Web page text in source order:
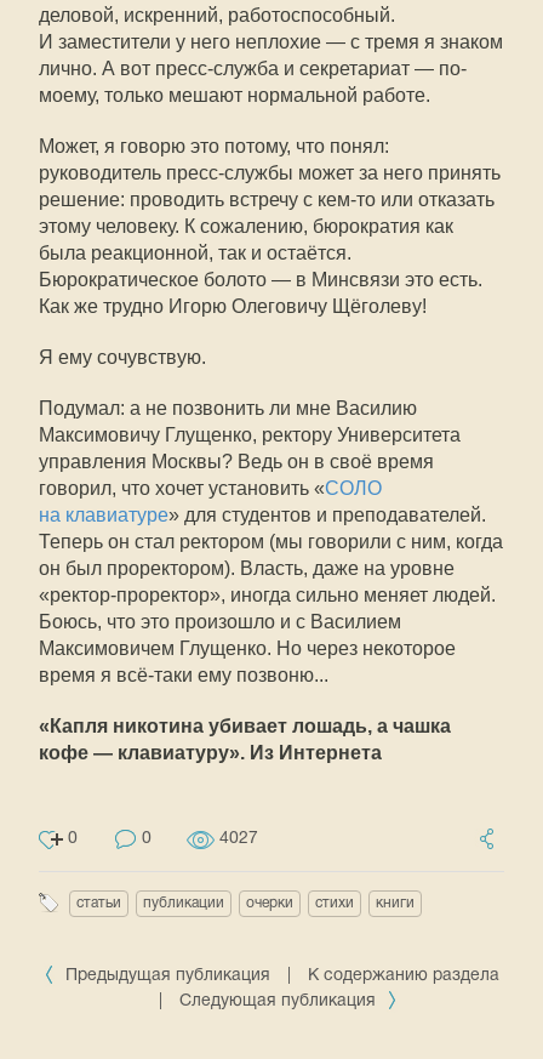
деловой, искренний, работоспособный.
И заместители у него неплохие — с тремя я знаком
лично. А вот пресс-служба и секретариат — по-
моему, только мешают нормальной работе.
Может, я говорю это потому, что понял:
руководитель пресс-службы может за него принять
решение: проводить встречу с кем-то или отказать
этому человеку. К сожалению, бюрократия как
была реакционной, так и остаётся.
Бюрократическое болото — в Минсвязи это есть.
Как же трудно Игорю Олеговичу Щёголеву!
Я ему сочувствую.
Подумал: а не позвонить ли мне Василию
Максимовичу Глущенко, ректору Университета
управления Москвы? Ведь он в своё время
говорил, что хочет установить «СОЛО
на клавиатуре» для студентов и преподавателей.
Теперь он стал ректором (мы говорили с ним, когда
он был проректором). Власть, даже на уровне
«ректор-проректор», иногда сильно меняет людей.
Боюсь, что это произошло и с Василием
Максимовичем Глущенко. Но через некоторое
время я всё-таки ему позвоню...
«Капля никотина убивает лошадь, а чашка
кофе — клавиатуру». Из Интернета
0 0 4027
статьи публикации очерки стихи книги
Предыдущая публикация
К содержанию раздела
Следующая публикация